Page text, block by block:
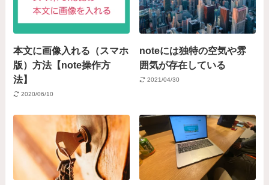
本文に画像入れる（スマホ
版）方法【note操作方
法】
2020/06/10
noteには独特の空気や雰
囲気が存在している
2021/04/30